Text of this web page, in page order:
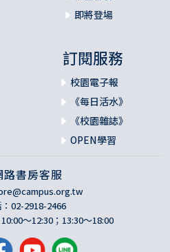
即將登場
訂閱服務
校園電子報
《每日活水》
《校園雜誌》
OPEN學習
路書房客服
02-2918-2466
～12:30；13:30～18:00